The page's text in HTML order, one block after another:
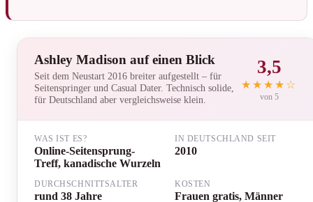
Ashley Madison auf einen Blick
Seit dem Neustart 2016 breiter aufgestellt – für
Seitenspringer und Casual Dater. Technisch solide,
für Deutschland aber vergleichsweise klein.
3,5
★★★★☆
von 5
WAS IST ES?
Online-Seitensprung-
Treff, kanadische Wurzeln
IN DEUTSCHLAND SEIT
2010
DURCHSCHNITTSALTER
rund 38 Jahre
KOSTEN
Frauen gratis, Männer